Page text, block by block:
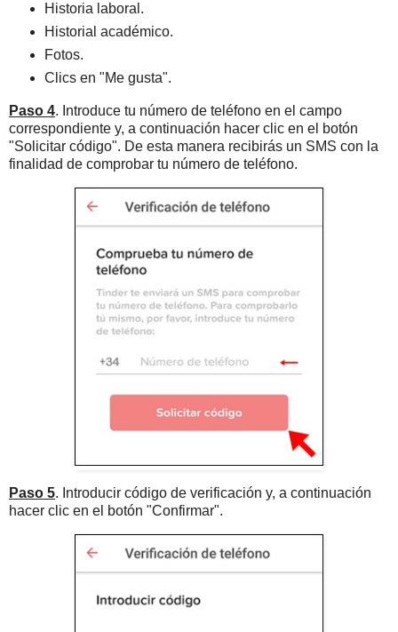
Historia laboral.
Historial académico.
Fotos.
Clics en "Me gusta".
Paso 4. Introduce tu número de teléfono en el campo
correspondiente y, a continuación hacer clic en el botón
"Solicitar código". De esta manera recibirás un SMS con la
finalidad de comprobar tu número de teléfono.
Paso 5. Introducir código de verificación y, a continuación
hacer clic en el botón "Confirmar".